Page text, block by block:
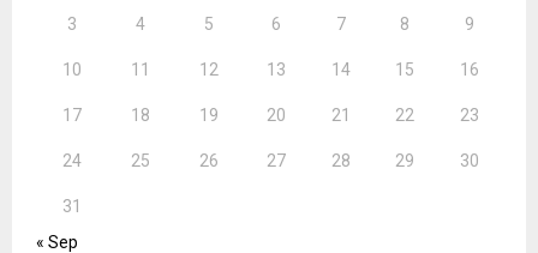
3 4 5 6 7 8 9
10 11 12 13 14 15 16
17 18 19 20 21 22 23
24 25 26 27 28 29 30
31
« Sep